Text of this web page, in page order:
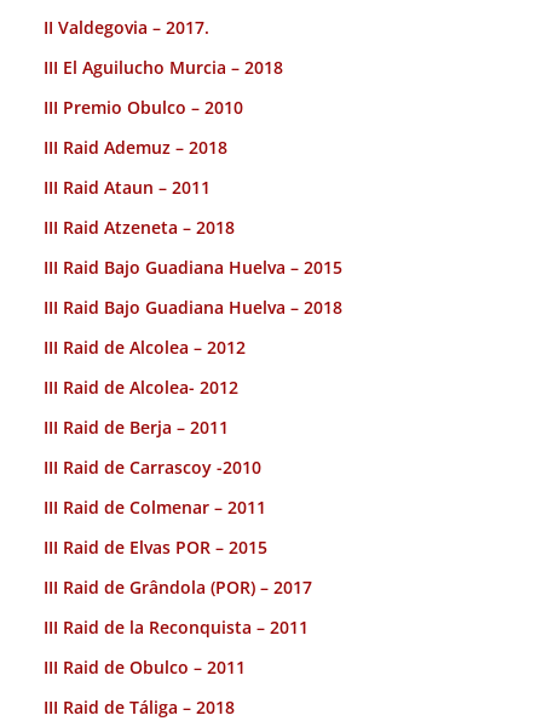
II Valdegovia – 2017.
III El Aguilucho Murcia – 2018
III Premio Obulco – 2010
III Raid Ademuz – 2018
III Raid Ataun – 2011
III Raid Atzeneta – 2018
III Raid Bajo Guadiana Huelva – 2015
III Raid Bajo Guadiana Huelva – 2018
III Raid de Alcolea – 2012
III Raid de Alcolea- 2012
III Raid de Berja – 2011
III Raid de Carrascoy -2010
III Raid de Colmenar – 2011
III Raid de Elvas POR – 2015
III Raid de Grândola (POR) – 2017
III Raid de la Reconquista – 2011
III Raid de Obulco – 2011
III Raid de Táliga – 2018